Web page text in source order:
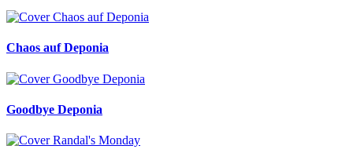
Chaos auf Deponia
Goodbye Deponia